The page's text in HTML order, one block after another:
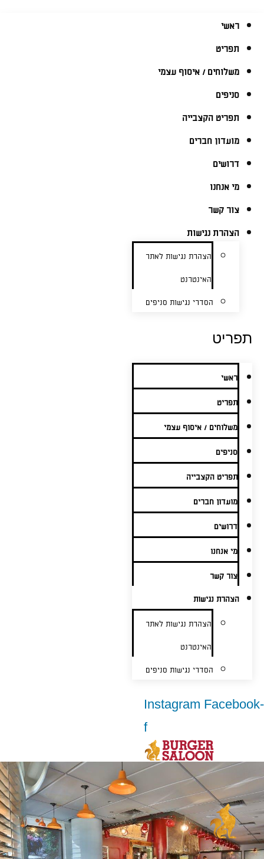
ראשי
תפריט
משלוחים / איסוף עצמי
סניפים
תפריט הקצבייה
מועדון חברים
דרושים
מי אנחנו
צור קשר
הצהרת נגישות
הצהרת נגישות לאתר
האינטרנט
הסדרי נגישות סניפים
תפריט
ראשי
תפריט
משלוחים / איסוף עצמי
סניפים
תפריט הקצבייה
מועדון חברים
דרושים
מי אנחנו
צור קשר
הצהרת נגישות
הצהרת נגישות לאתר
האינטרנט
הסדרי נגישות סניפים
Instagram Facebook-
f